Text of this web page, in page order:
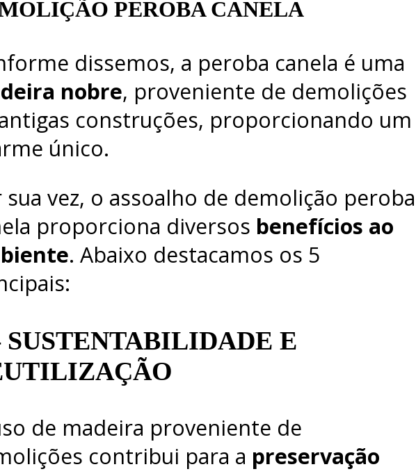
PEROBA CANELA
dissemos, a peroba canela é uma
nobre, proveniente de demolições
construções, proporcionando um
único.
sua vez, o assoalho de demolição peroba
proporciona diversos benefícios ao
. Abaixo destacamos os 5
SUSTENTABILIDADE E
de madeira proveniente de
contribui para a preservação